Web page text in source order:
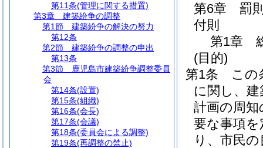
第6章
罰
付則
第1章
(目的)
第1条
この
に関し、
計画の周
要な事項
り、市民
第11条(管理に関する措置)
第3章
建築紛争の調整
第1節
建築紛争の解決の努力
第12条
第2節
建築紛争の調整の申出
第13条
第3節
鹿児島市建築紛争調整委員
会
第14条(設置)
第15条(組織)
第16条(会長)
第17条(会議)
第18条(委員会による調整)
第19条(再調整の禁止)